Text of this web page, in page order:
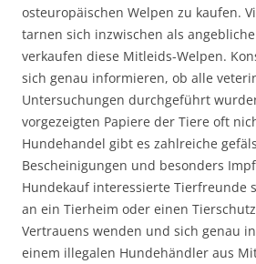
osteuropäischen Welpen zu kaufen.
tarnen sich inzwischen als
verkaufen diese Mitleids-Welpen.
sich genau informieren, ob alle
Untersuchungen durchgeführt
vorgezeigten Papiere der Tiere oft
Hundehandel gibt es zahlreiche
Bescheinigungen und besonders
Hundekauf interessierte Tierfreunde
an ein Tierheim oder einen
Vertrauens wenden und sich genau
einem illegalen Hundehändler aus